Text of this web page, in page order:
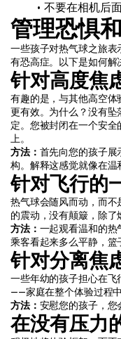
不要在相机后
管理恐惧
一些孩子对热气球之旅
有恐高症。以下是如何解
针对高度焦
有趣的是，与其他高空体
更有效。为什么？没有
定。您被封闭在一个安
上。
方法： 首先向您的孩子展
构。解释这感觉就像在温
针对飞行的
热气球会随风而动，而
的震动，没有颠簸，除了
方法： 一起观看温和的热
乘客看起来多么平静，篮
针对分离焦
一些年幼的孩子担心在
——家庭在整个体验过程
方法： 安慰您的孩子，您
在没有压力